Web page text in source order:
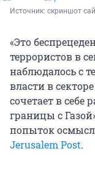
Источник: скриншот
«Это
террористов в
наблюдалось с
власти в
сочетает в себе
границы с
попыток
Jerusalem Post.